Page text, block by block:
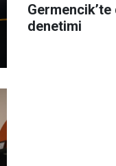
Germencik’te
denetimi